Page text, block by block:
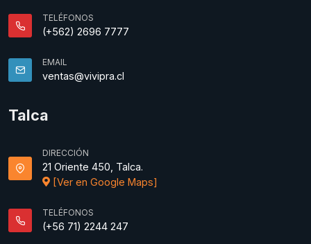
TELÉFONOS
(+562) 2696 7777
EMAIL
ventas@vivipra.cl
Talca
DIRECCIÓN
21 Oriente 450, Talca.
[Ver en Google Maps]
TELÉFONOS
(+56 71) 2244 247